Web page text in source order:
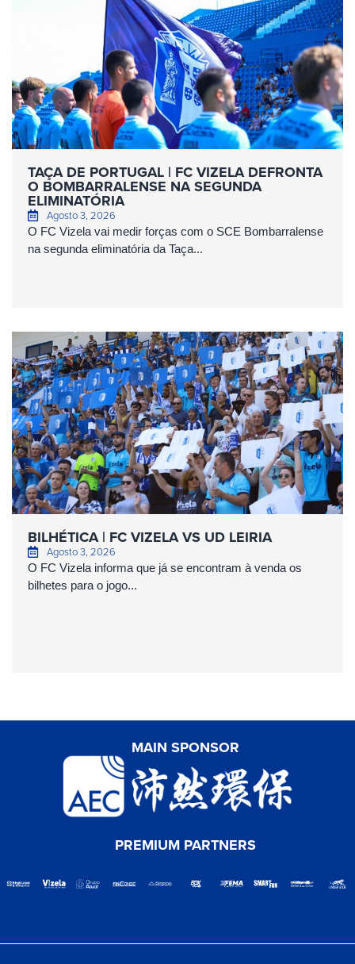
TAÇA DE PORTUGAL | FC VIZELA DEFRONTA
O BOMBARRALENSE NA SEGUNDA
ELIMINATÓRIA
Agosto 3, 2026
O FC Vizela vai medir forças com o SCE Bombarralense
na segunda eliminatória da Taça...
BILHÉTICA | FC VIZELA VS UD LEIRIA
Agosto 3, 2026
O FC Vizela informa que já se encontram à venda os
bilhetes para o jogo...
MAIN SPONSOR
PREMIUM PARTNERS